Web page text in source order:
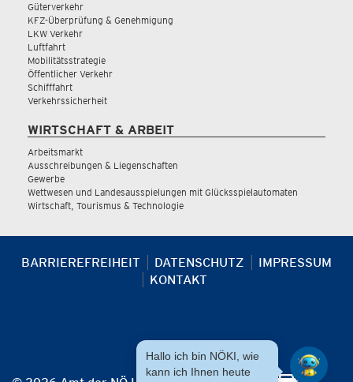
Güterverkehr
KFZ-Überprüfung & Genehmigung
LKW Verkehr
Luftfahrt
Mobilitätsstrategie
Öffentlicher Verkehr
Schifffahrt
Verkehrssicherheit
WIRTSCHAFT & ARBEIT
Arbeitsmarkt
Ausschreibungen & Liegenschaften
Gewerbe
Wettwesen und Landesausspielungen mit Glücksspielautomaten
Wirtschaft, Tourismus & Technologie
BARRIEREFREIHEIT DATENSCHUTZ
IMPRESSUM
KONTAKT
Hallo ich bin NÖKI, wie
kann ich Ihnen heute